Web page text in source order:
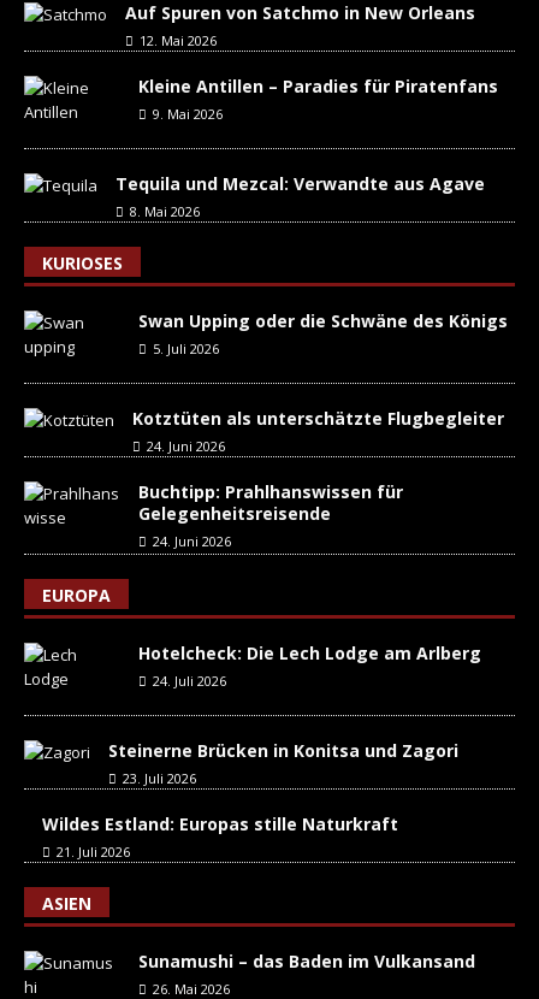
Auf Spuren von Satchmo in New Orleans
12. Mai 2026
Kleine Antillen – Paradies für Piratenfans
9. Mai 2026
Tequila und Mezcal: Verwandte aus Agave
8. Mai 2026
KURIOSES
Swan Upping oder die Schwäne des Königs
5. Juli 2026
Kotztüten als unterschätzte Flugbegleiter
24. Juni 2026
Buchtipp: Prahlhanswissen für
Gelegenheitsreisende
24. Juni 2026
EUROPA
Hotelcheck: Die Lech Lodge am Arlberg
24. Juli 2026
Steinerne Brücken in Konitsa und Zagori
23. Juli 2026
Wildes Estland: Europas stille Naturkraft
21. Juli 2026
ASIEN
Sunamushi – das Baden im Vulkansand
26. Mai 2026